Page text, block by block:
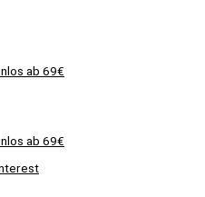
ab 69€
ab 69€